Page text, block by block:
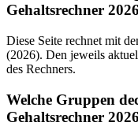
Gehaltsrechner
Diese Seite rechnet mit
(2026). Den jeweils
des Rechners.
Welche Gruppen
Gehaltsrechner